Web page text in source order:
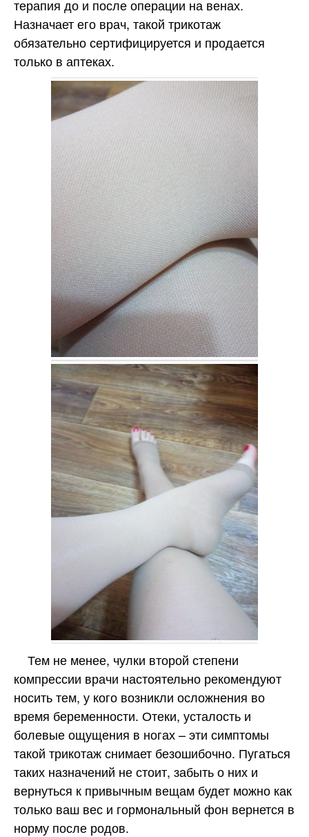
терапия до и после операции на венах.
Назначает его врач, такой трикотаж
обязательно сертифицируется и продается
только в аптеках.
Тем не менее, чулки второй степени
компрессии врачи настоятельно рекомендуют
носить тем, у кого возникли осложнения во
время беременности. Отеки, усталость и
болевые ощущения в ногах – эти симптомы
такой трикотаж снимает безошибочно. Пугаться
таких назначений не стоит, забыть о них и
вернуться к привычным вещам будет можно как
только ваш вес и гормональный фон вернется в
норму после родов.